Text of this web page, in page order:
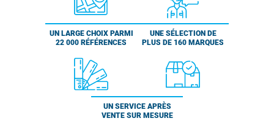
UN LARGE CHOIX PARMI
22 000 RÉFÉRENCES
UNE SÉLECTION DE
PLUS DE 160 MARQUES
UN SERVICE APRÈS
VENTE SUR MESURE